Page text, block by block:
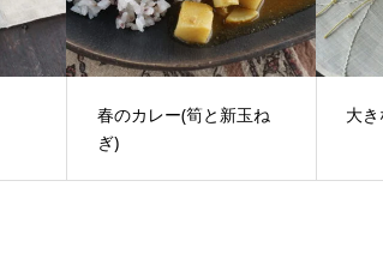
春のカレー(筍と新玉ね
ぎ)
大